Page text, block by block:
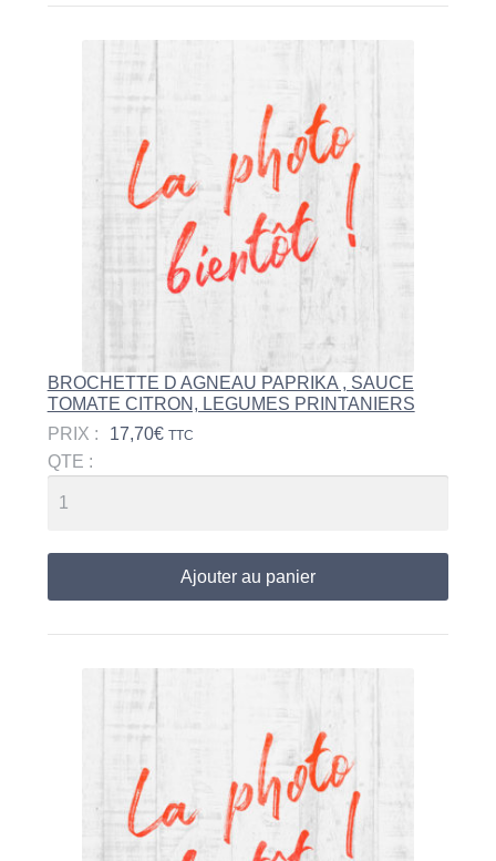
BROCHETTE D AGNEAU PAPRIKA , SAUCE
TOMATE CITRON, LEGUMES PRINTANIERS
PRIX :
17,70€ TTC
QTE :
Ajouter au panier